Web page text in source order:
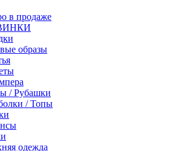
в продаже
образы
/ Рубашки
/ Топы
одежда